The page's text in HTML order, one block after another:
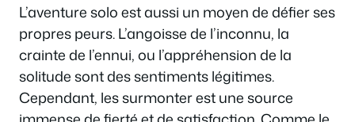
L’aventure solo est aussi un moyen de défier ses
propres peurs. L’angoisse de l’inconnu, la
crainte de l’ennui, ou l’appréhension de la
solitude sont des sentiments légitimes.
Cependant, les surmonter est une source